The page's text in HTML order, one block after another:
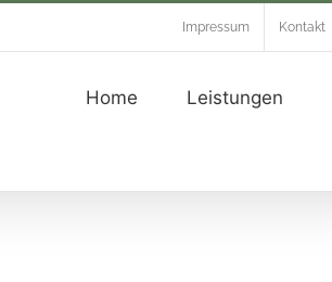
Impressum Kontakt
Home Leistungen